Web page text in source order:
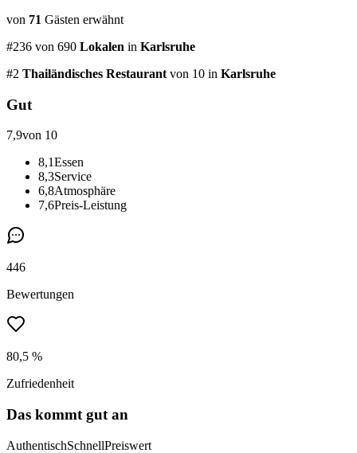
von 71 Gästen erwähnt
#236 von 690 Lokalen in Karlsruhe
#2 Thailändisches Restaurant von 10 in Karlsruhe
Gut
7,9von 10
8,1Essen
8,3Service
6,8Atmosphäre
7,6Preis-Leistung
446
Bewertungen
80,5 %
Zufriedenheit
Das kommt gut an
AuthentischSchnellPreiswert